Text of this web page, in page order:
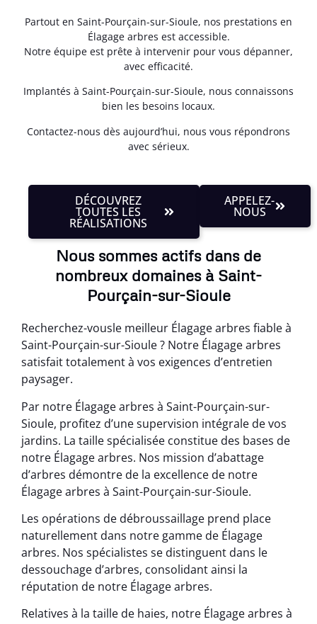
Partout en Saint-Pourçain-sur-Sioule, nos prestations en
Élagage arbres est accessible.
Notre équipe est prête à intervenir pour vous dépanner,
avec efficacité.
Implantés à Saint-Pourçain-sur-Sioule, nous connaissons
bien les besoins locaux.
Contactez-nous dès aujourd’hui, nous vous répondrons
avec sérieux.
DÉCOUVREZ
TOUTES LES
RÉALISATIONS
APPELEZ-
NOUS
Nous sommes actifs dans de
nombreux domaines à Saint-
Pourçain-sur-Sioule
Recherchez-vousle meilleur Élagage arbres fiable à
Saint-Pourçain-sur-Sioule ? Notre Élagage arbres
satisfait totalement à vos exigences d’entretien
paysager.
Par notre Élagage arbres à Saint-Pourçain-sur-
Sioule, profitez d’une supervision intégrale de vos
jardins. La taille spécialisée constitue des bases de
notre Élagage arbres. Nos mission d’abattage
d’arbres démontre de la excellence de notre
Élagage arbres à Saint-Pourçain-sur-Sioule.
Les opérations de débroussaillage prend place
naturellement dans notre gamme de Élagage
arbres. Nos spécialistes se distinguent dans le
dessouchage d’arbres, consolidant ainsi la
réputation de notre Élagage arbres.
Relatives à la taille de haies, notre Élagage arbres à